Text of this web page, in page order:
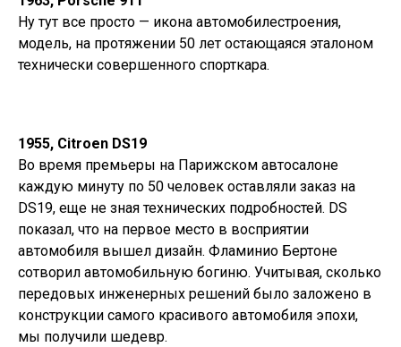
Ну тут все просто — икона автомобилестроения,
модель, на протяжении 50 лет остающаяся эталоном
технически совершенного спорткара.
1955, Citroen DS19
Во время премьеры на Парижском автосалоне
каждую минуту по 50 человек оставляли заказ на
DS19, еще не зная технических подробностей. DS
показал, что на первое место в восприятии
автомобиля вышел дизайн. Фламинио Бертоне
сотворил автомобильную богиню. Учитывая, сколько
передовых инженерных решений было заложено в
конструкции самого красивого автомобиля эпохи,
мы получили шедевр.